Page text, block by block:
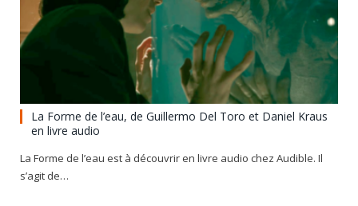
La Forme de l’eau, de Guillermo Del Toro et Daniel Kraus
en livre audio
La Forme de l’eau est à découvrir en livre audio chez Audible. Il
s’agit de…